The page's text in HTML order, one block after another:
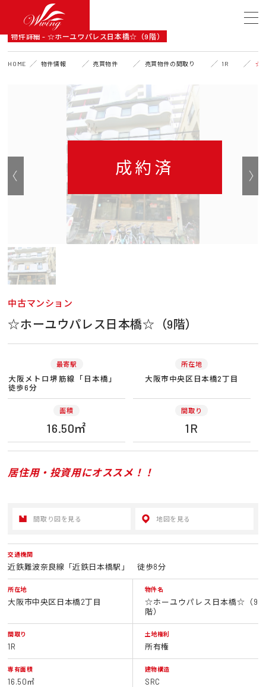
DETAIL
物件詳細 - ☆ホーユウパレス日本橋☆（9階）
HOME 物件情報 売買物件 売買物件の間取り 1R ☆
成約済
中古マンション
☆ホーユウパレス日本橋☆（9階）
最寄駅
大阪メトロ堺筋線「日本橋」
徒歩6分
所在地
大阪市中央区日本橋2丁目
面積
16.50㎡
間取り
1R
居住用・投資用にオススメ！！
間取り図を見る 地図を見る
交通機関
近鉄難波奈良線「近鉄日本橋駅」 徒歩8分
所在地
大阪市中央区日本橋2丁目
物件名
☆ホーユウパレス日本橋☆（9
階）
間取り
1R
土地権利
所有権
専有面積
16.50㎡
建物構造
SRC